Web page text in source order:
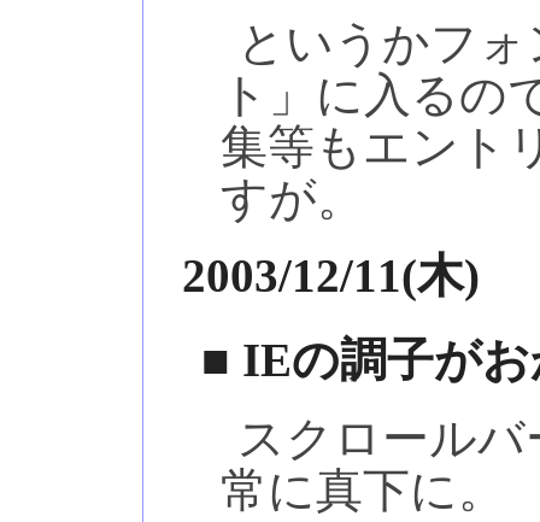
というかフ
ト」に入るの
集等もエント
すが。
2003/12/11(木)
■ IEの調子が
スクロール
常に真下に。